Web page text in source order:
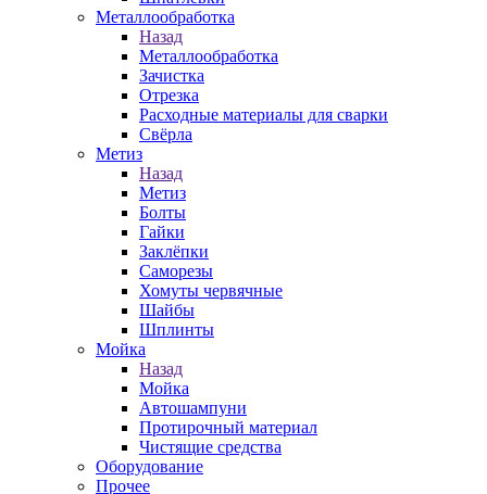
Металлообработка
Назад
Металлообработка
Зачистка
Отрезка
Расходные материалы для сварки
Свёрла
Метиз
Назад
Метиз
Болты
Гайки
Заклёпки
Саморезы
Хомуты червячные
Шайбы
Шплинты
Мойка
Назад
Мойка
Автошампуни
Протирочный материал
Чистящие средства
Оборудование
Прочее